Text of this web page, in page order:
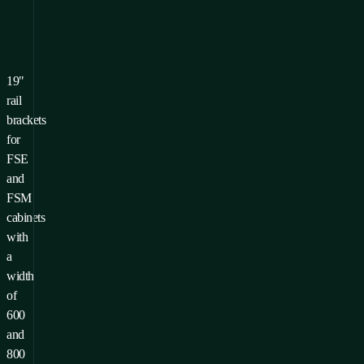
19"
rail
brackets
for
FSE
and
FSM
cabinets
with
a
width
of
600
and
800
ein Produkt zu Ihren
hinzuzufügen,
Sie
Registrieren